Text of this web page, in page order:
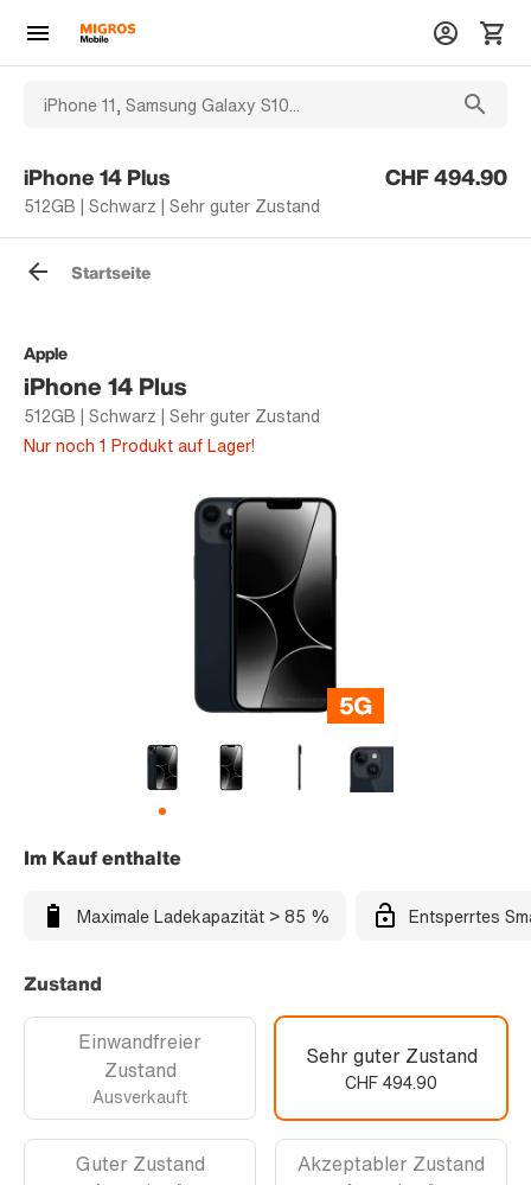
iPhone 14 Plus
512GB | Schwarz | Sehr guter Zustand
CHF 494.90
Startseite
Apple
iPhone 14 Plus
512GB | Schwarz | Sehr guter Zustand
Nur noch 1 Produkt auf Lager!
Im Kauf enthalte
Maximale Ladekapazität > 85 % Entsperrtes
Zustand
Einwandfreier
Zustand
Ausverkauft
Sehr guter Zustand
CHF 494.90
Guter Zustand Akzeptabler Zustand